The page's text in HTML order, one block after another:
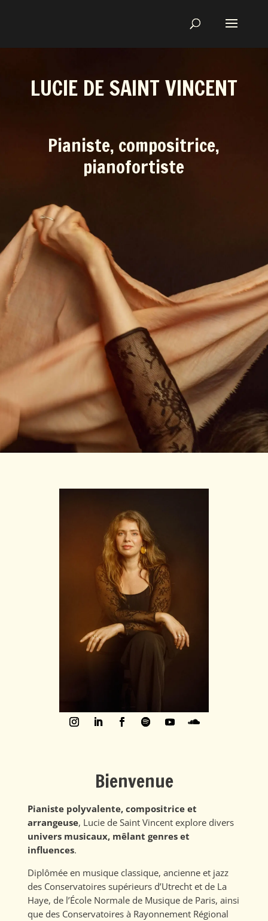
LUCIE DE SAINT VINCENT
Pianiste, compositrice,
pianofortiste
Bienvenue
Pianiste polyvalente, compositrice et
arrangeuse, Lucie de Saint Vincent explore divers
univers musicaux, mêlant genres et
influences.
Diplômée en musique classique, ancienne et jazz
des Conservatoires supérieurs d’Utrecht et de La
Haye, de l’École Normale de Musique de Paris, ainsi
que des Conservatoires à Rayonnement Régional